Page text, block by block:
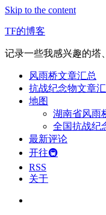
Skip to the content
TF的博客
记录一些我感兴趣的塔
风雨桥文章汇总
抗战纪念物文章
地图
湖南省风雨
全国抗战纪
最新评论
开往🚇
RSS
关于